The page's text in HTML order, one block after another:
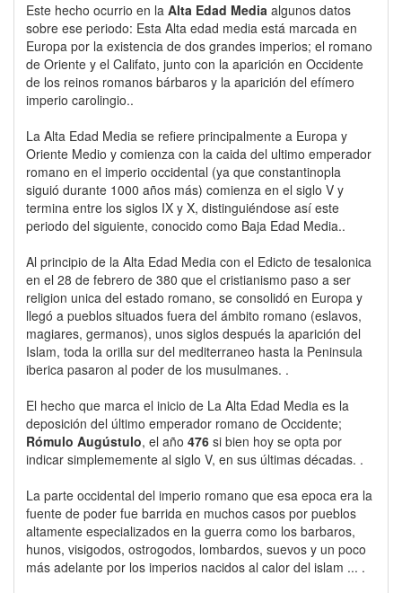
Este hecho ocurrio en la Alta Edad Media algunos datos
sobre ese periodo: Esta Alta edad media está marcada en
Europa por la existencia de dos grandes imperios; el romano
de Oriente y el Califato, junto con la aparición en Occidente
de los reinos romanos bárbaros y la aparición del efímero
imperio carolingio..
La Alta Edad Media se refiere principalmente a Europa y
Oriente Medio y comienza con la caida del ultimo emperador
romano en el imperio occidental (ya que constantinopla
siguió durante 1000 años más) comienza en el siglo V y
termina entre los siglos IX y X, distinguiéndose así este
periodo del siguiente, conocido como Baja Edad Media..
Al principio de la Alta Edad Media con el Edicto de tesalonica
en el 28 de febrero de 380 que el cristianismo paso a ser
religion unica del estado romano, se consolidó en Europa y
llegó a pueblos situados fuera del ámbito romano (eslavos,
magiares, germanos), unos siglos después la aparición del
Islam, toda la orilla sur del mediterraneo hasta la Peninsula
iberica pasaron al poder de los musulmanes. .
El hecho que marca el inicio de La Alta Edad Media es la
deposición del último emperador romano de Occidente;
Rómulo Augústulo, el año 476 si bien hoy se opta por
indicar simplememente al siglo V, en sus últimas décadas. .
La parte occidental del imperio romano que esa epoca era la
fuente de poder fue barrida en muchos casos por pueblos
altamente especializados en la guerra como los barbaros,
hunos, visigodos, ostrogodos, lombardos, suevos y un poco
más adelante por los imperios nacidos al calor del islam ... .